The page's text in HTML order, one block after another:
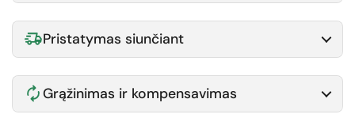
Pristatymas siunčiant
Grąžinimas ir kompensavimas